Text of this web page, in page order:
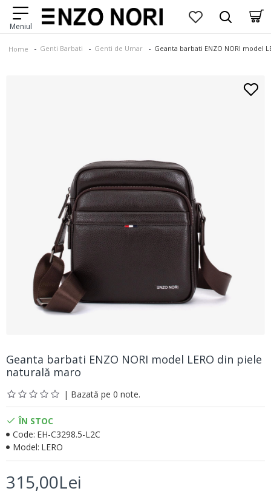
Home Genti Barbati Genti de Umar Geanta barbati ENZO NORI model
Geanta barbati ENZO NORI model LERO din piele
naturală maro
| Bazată pe 0 note.
315,00Lei
ÎN STOC
Code: EH-C3298.5-L2C
Model: LERO